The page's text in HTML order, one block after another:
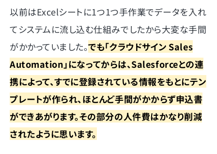
以前はExcelシートに1つ1つ手作業でデータを入れ
てシステムに流し込む仕組みでしたから大変な手間
がかかっていました。でも「クラウドサイン Sales
Automation」になってからは、Salesforceとの連
携によって、すでに登録されている情報をもとにテン
プレートが作られ、ほとんど手間がかからず申込書
ができあがります。その部分の人件費はかなり削減
されたように思います。